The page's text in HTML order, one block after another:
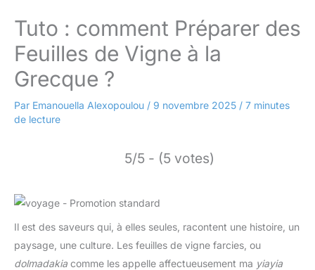
Tuto : comment Préparer des
Feuilles de Vigne à la
Grecque ?
Par Emanouella Alexopoulou / 9 novembre 2025 / 7 minutes
de lecture
5/5 - (5 votes)
Il est des saveurs qui, à elles seules, racontent une histoire, un
paysage, une culture. Les feuilles de vigne farcies, ou
dolmadakia comme les appelle affectueusement ma yiayia